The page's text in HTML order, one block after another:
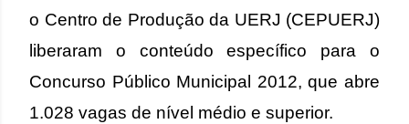
o Centro de Produção da UERJ (CEPUERJ)
liberaram o conteúdo específico para o
Concurso Público Municipal 2012, que abre
1.028 vagas de nível médio e superior.